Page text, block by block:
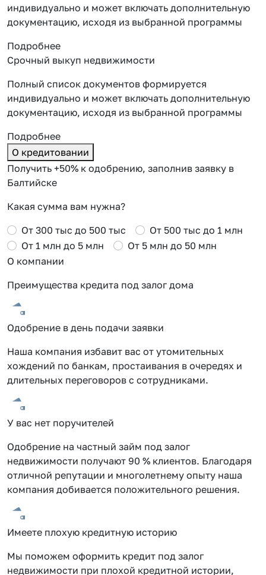
индивидуально и может включать дополнительную
документацию, исходя из выбранной программы
Подробнее
Срочный выкуп недвижимости
Полный список документов формируется
индивидуально и может включать дополнительную
документацию, исходя из выбранной программы
Подробнее
О кредитовании
Получить +50% к одобрению, заполнив заявку в
Балтийске
Какая сумма вам нужна?
От 300 тыс до 500 тыс
От 500 тыс до 1 млн
От 1 млн до 5 млн
От 5 млн до 50 млн
О компании
Преимущества кредита под залог дома
Одобрение в день подачи заявки
Наша компания избавит вас от утомительных
хождений по банкам, простаивания в очередях и
длительных переговоров с сотрудниками.
У вас нет поручителей
Одобрение на частный займ под залог
недвижимости получают 90 % клиентов. Благодаря
отличной репутации и многолетнему опыту наша
компания добивается положительного решения.
Имеете плохую кредитную историю
Мы поможем оформить кредит под залог
недвижимости при плохой кредитной истории,